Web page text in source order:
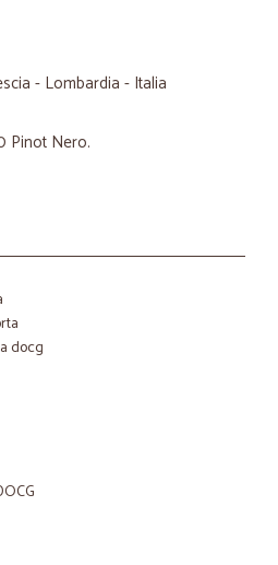
- Lombardia - Italia
Pinot Nero.
docg